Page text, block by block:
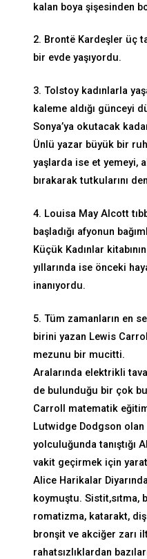
kalan boya şişesinden
2. Brontë Kardeşler üç
bir evde yaşıyordu.
3. Tolstoy kadınlarla
kaleme aldığı günceyi
Sonya’ya okutacak
Ünlü yazar büyük bir
yaşlarda ise et yemeyi,
bırakarak tutkularını
4. Louisa May Alcott
başladığı afyonun
Küçük Kadınlar
yıllarında ise önceki
inanıyordu.
5. Tüm zamanların en
birini yazan Lewis
mezunu bir mucitti.
Aralarında elektrikli
de bulunduğu bir çok
Carroll matematik
Lutwidge Dodgson
yolculuğunda tanıştığı
vakit geçirmek için
Alice Harikalar
koymuştu. Sistit,sıtma,
romatizma, katarakt,
bronşit ve akciğer zarı
rahatsızlıklardan